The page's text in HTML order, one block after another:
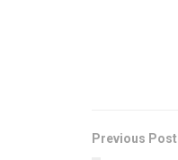
Previous Post